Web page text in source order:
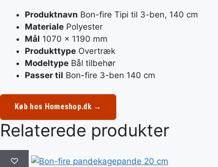
Produktnavn Bon-fire Tipi til 3-ben, 140 cm
Materiale Polyester
Mål 1070 x 1190 mm
Produkttype Overtræk
Modeltype Bål tilbehør
Passer til Bon-fire 3-ben 140 cm
Køb hos Homeshop.dk →
Relaterede produkter
♡